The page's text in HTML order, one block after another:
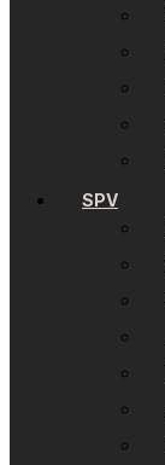
SPV